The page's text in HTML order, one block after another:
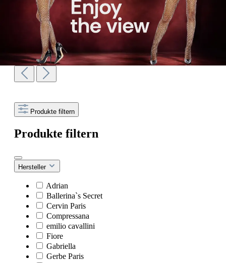
Produkte filtern
Produkte filtern
Hersteller
Adrian
Ballerina`s Secret
Cervin Paris
Compressana
emilio cavallini
Fiore
Gabriella
Gerbe Paris